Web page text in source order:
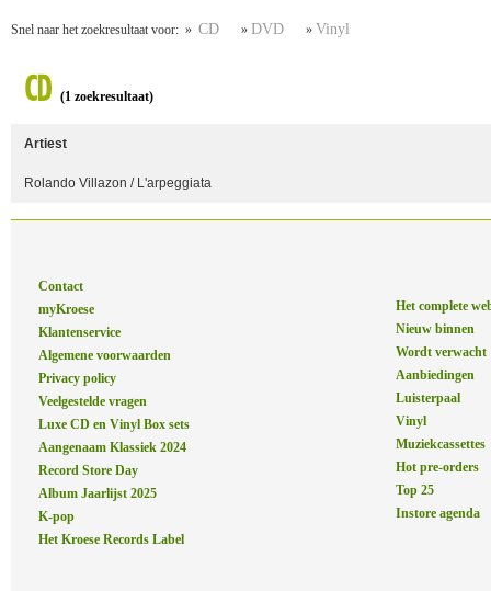
Snel naar het zoekresultaat voor: » CD » DVD » Vinyl
CD (1 zoekresultaat)
Artiest
Rolando Villazon / L'arpeggiata
Contact
myKroese
Klantenservice
Algemene voorwaarden
Privacy policy
Veelgestelde vragen
Luxe CD en Vinyl Box sets
Aangenaam Klassiek 2024
Record Store Day
Album Jaarlijst 2025
K-pop
Het Kroese Records Label
Het complete
Nieuw binnen
Wordt verwacht
Aanbiedingen
Luisterpaal
Vinyl
Muziekcassettes
Hot pre-orders
Top 25
Instore agenda